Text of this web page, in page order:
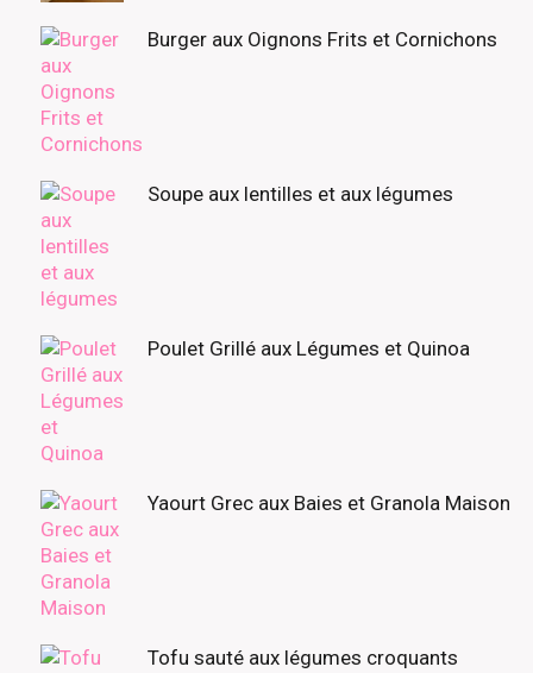
Burger aux Oignons Frits et Cornichons
Soupe aux lentilles et aux légumes
Poulet Grillé aux Légumes et Quinoa
Yaourt Grec aux Baies et Granola Maison
Tofu sauté aux légumes croquants